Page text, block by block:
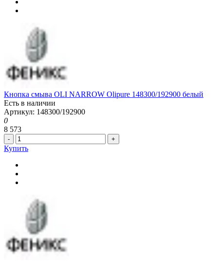
Кнопка смыва OLI NARROW Olipure 148300/192900 белый
Есть в наличии
Артикул: 148300/192900
0
8 573
- +
Купить